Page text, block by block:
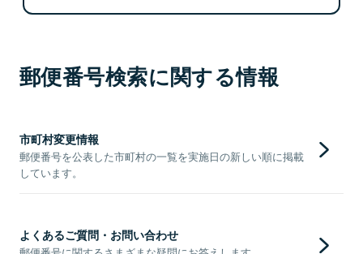
郵便番号検索に関する情報
市町村変更情報
郵便番号を公表した市町村の一覧を実施日の新しい順に掲載
しています。
よくあるご質問・お問い合わせ